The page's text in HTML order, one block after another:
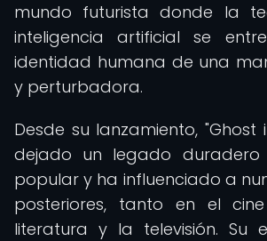
mundo futurista donde la
inteligencia artificial se
identidad humana de una
y perturbadora.
Desde su lanzamiento, "Ghost
dejado un legado
popular y ha influenciado a
posteriores, tanto en el
literatura y la televisión. Su